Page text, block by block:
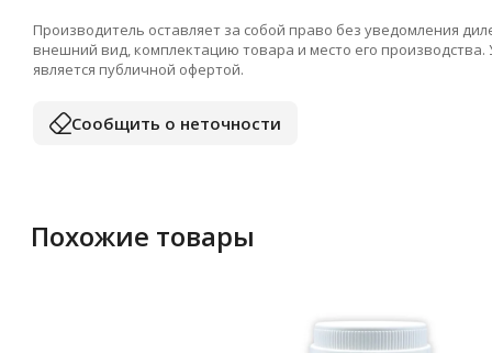
Производитель оставляет за собой право без уведомления
внешний вид, комплектацию товара и место его
является публичной офертой.
Сообщить о неточности
Похожие товары